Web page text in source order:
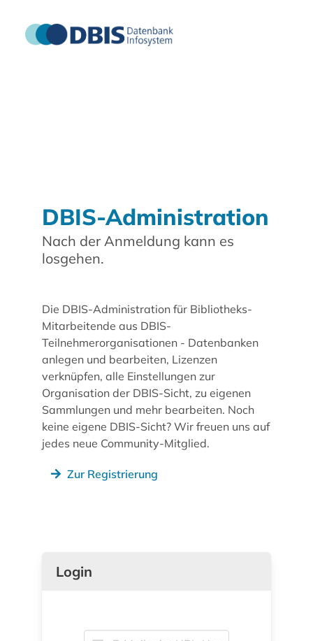
DBIS-Administration
Nach der Anmeldung kann es
losgehen.
Die DBIS-Administration für Bibliotheks-
Mitarbeitende aus DBIS-
Teilnehmerorganisationen - Datenbanken
anlegen und bearbeiten, Lizenzen
verknüpfen, alle Einstellungen zur
Organisation der DBIS-Sicht, zu eigenen
Sammlungen und mehr bearbeiten. Noch
keine eigene DBIS-Sicht? Wir freuen uns auf
jedes neue Community-Mitglied.
Zur Registrierung
Login